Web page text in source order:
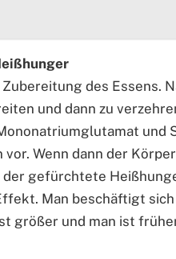
des Essens.
und dann zu
und
Wenn dann der
gefürchtete
Man beschäftigt
größer und man ist